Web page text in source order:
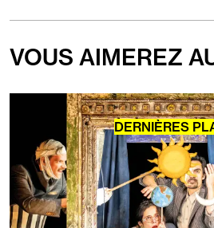
VOUS AIMEREZ
DERNIÈRES